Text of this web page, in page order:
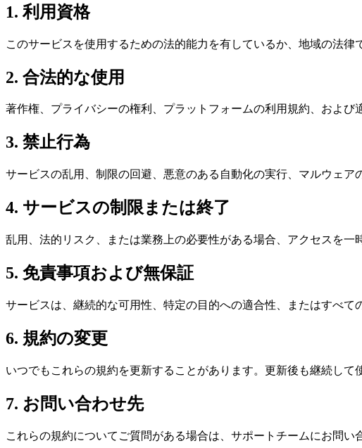
1. 利用資格
このサービスを使用するための法的能力を有しているか、地域の法律
2. 合法的な使用
著作権、プライバシーの権利、プラットフォームの利用規約、および
3. 禁止行為
サービスの乱用、制限の回避、悪意のある自動化の実行、マルウェア
4. サービスの制限または終了
乱用、法的リスク、または業務上の必要性がある場合、アクセスを一
5. 免責事項および無保証
サービスは、継続的な可用性、特定の目的への適合性、またはすべ
6. 規約の変更
いつでもこれらの規約を更新することがあります。更新後も継続して
7. お問い合わせ先
これらの規約についてご質問がある場合は、サポートチームにお問い